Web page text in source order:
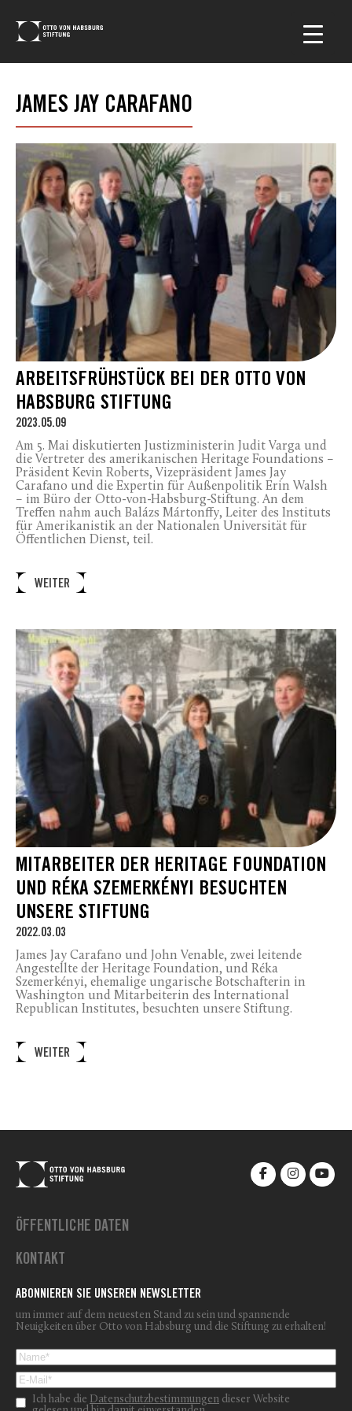
JAMES JAY CARAFANO
ARBEITSFRÜHSTÜCK BEI DER OTTO VON
HABSBURG STIFTUNG
2023.05.09
Am 5. Mai diskutierten Justizministerin Judit Varga und
die Vertreter des amerikanischen Heritage Foundations –
Präsident Kevin Roberts, Vizepräsident James Jay
Carafano und die Expertin für Außenpolitik Erin Walsh
– im Büro der Otto-von-Habsburg-Stiftung. An dem
Treffen nahm auch Balázs Mártonffy, Leiter des Instituts
für Amerikanistik an der Nationalen Universität für
Öffentlichen Dienst, teil.
WEITER
MITARBEITER DER HERITAGE FOUNDATION
UND RÉKA SZEMERKÉNYI BESUCHTEN
UNSERE STIFTUNG
2022.03.03
James Jay Carafano und John Venable, zwei leitende
Angestellte der Heritage Foundation, und Réka
Szemerkényi, ehemalige ungarische Botschafterin in
Washington und Mitarbeiterin des International
Republican Institutes, besuchten unsere Stiftung.
WEITER
ÖFFENTLICHE DATEN
KONTAKT
ABONNIEREN SIE UNSEREN NEWSLETTER
um immer auf dem neuesten Stand zu sein und spannende
Neuigkeiten über Otto von Habsburg und die Stiftung zu erhalten!
Ich habe die Datenschutzbestimmungen dieser Website